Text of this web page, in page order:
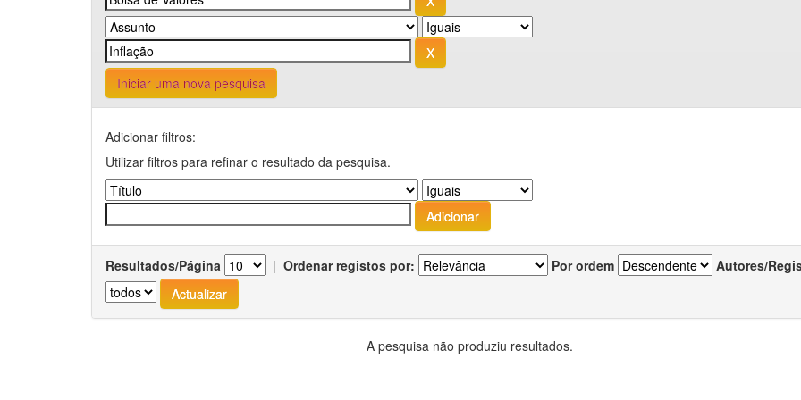
Iniciar uma nova pesquisa
Adicionar filtros:
Utilizar filtros para refinar o resultado da pesquisa.
Resultados/Página | Ordenar registos por: Por ordem Autores/
A pesquisa não produziu resultados.